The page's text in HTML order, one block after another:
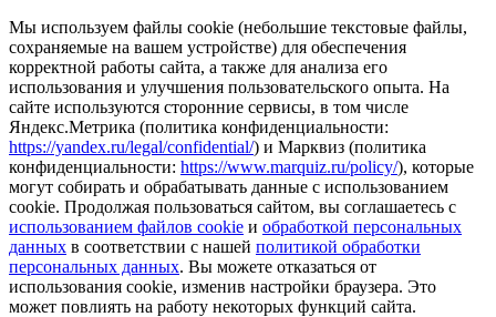
Мы используем файлы cookie (небольшие текстовые файлы,
сохраняемые на вашем устройстве) для обеспечения
корректной работы сайта, а также для анализа его
использования и улучшения пользовательского опыта. На
сайте используются сторонние сервисы, в том числе
Яндекс.Метрика (политика конфиденциальности:
https://yandex.ru/legal/confidential/) и Марквиз (политика
конфиденциальности: https://www.marquiz.ru/policy/), которые
могут собирать и обрабатывать данные с использованием
cookie. Продолжая пользоваться сайтом, вы соглашаетесь с
использованием файлов cookie и обработкой персональных
данных в соответствии с нашей политикой обработки
персональных данных. Вы можете отказаться от
использования cookie, изменив настройки браузера. Это
может повлиять на работу некоторых функций сайта.